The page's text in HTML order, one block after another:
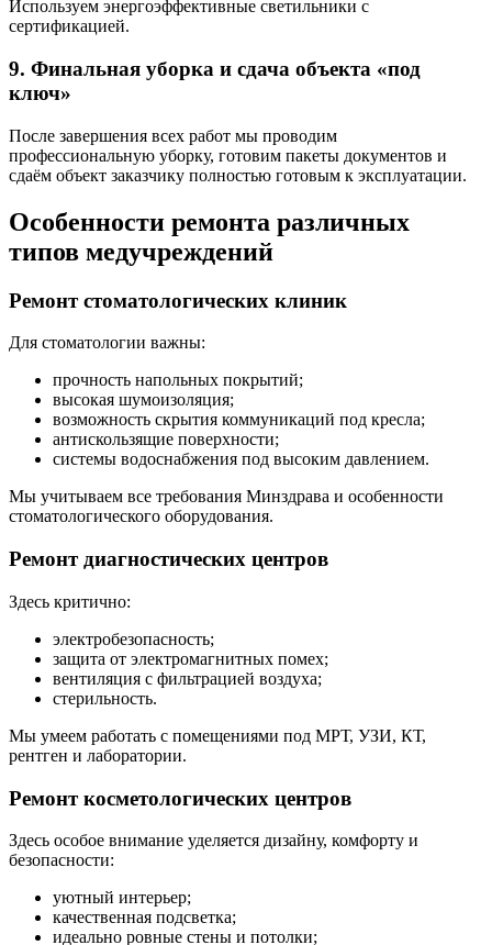
Используем энергоэффективные светильники с
сертификацией.
9. Финальная уборка и сдача объекта «под
ключ»
После завершения всех работ мы проводим
профессиональную уборку, готовим пакеты документов и
сдаём объект заказчику полностью готовым к эксплуатации.
Особенности ремонта различных
типов медучреждений
Ремонт стоматологических клиник
Для стоматологии важны:
прочность напольных покрытий;
высокая шумоизоляция;
возможность скрытия коммуникаций под кресла;
антискользящие поверхности;
системы водоснабжения под высоким давлением.
Мы учитываем все требования Минздрава и особенности
стоматологического оборудования.
Ремонт диагностических центров
Здесь критично:
электробезопасность;
защита от электромагнитных помех;
вентиляция с фильтрацией воздуха;
стерильность.
Мы умеем работать с помещениями под МРТ, УЗИ, КТ,
рентген и лаборатории.
Ремонт косметологических центров
Здесь особое внимание уделяется дизайну, комфорту и
безопасности:
уютный интерьер;
качественная подсветка;
идеально ровные стены и потолки;